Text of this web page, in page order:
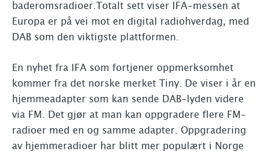
baderomsradioer.Totalt sett viser IFA-messen at
Europa er på vei mot en digital radiohverdag, med
DAB som den viktigste plattformen.
En nyhet fra IFA som fortjener oppmerksomhet
kommer fra det norske merket Tiny. De viser i år en
hjemmeadapter som kan sende DAB-lyden videre
via FM. Det gjør at man kan oppgradere flere FM-
radioer med en og samme adapter. Oppgradering
av hjemmeradioer har blitt mer populært i Norge